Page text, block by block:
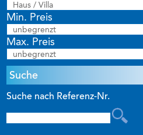
Haus / Villa
Min. Preis
unbegrenzt
Max. Preis
unbegrenzt
Suche nach Referenz-Nr.